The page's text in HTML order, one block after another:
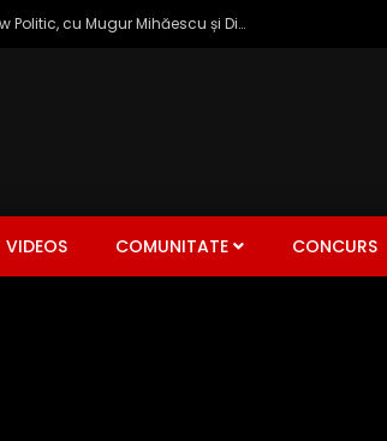
Zâmbetul Democrației: Talk Show Politic, cu Mugur Mihăescu și Dinu Popescu
VIDEOS COMUNITATE CONCURS